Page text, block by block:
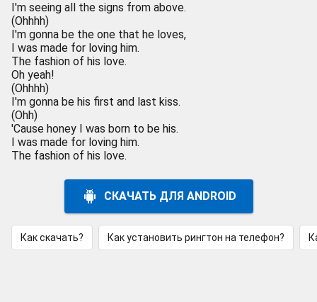
I'm seeing all the signs from above.
(Ohhhh)
I'm gonna be the one that he loves,
I was made for loving him.
The fashion of his love.
Oh yeah!
(Ohhhh)
I'm gonna be his first and last kiss.
(Ohh)
'Cause honey I was born to be his.
I was made for loving him.
The fashion of his love.
СКАЧАТЬ ДЛЯ ANDROID
Как скачать? Как установить рингтон на телефон?